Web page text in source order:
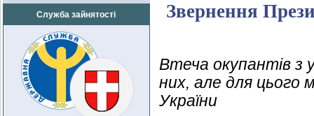
Служба зайнятості Звернення
Втеча окупантів з
них, але для цього
України